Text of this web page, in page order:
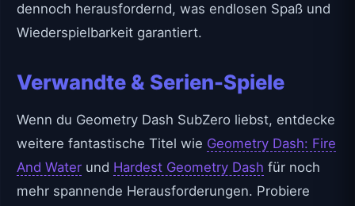
dennoch herausfordernd, was endlosen Spaß und
Wiederspielbarkeit garantiert.
Verwandte & Serien-Spiele
Wenn du Geometry Dash SubZero liebst, entdecke
weitere fantastische Titel wie Geometry Dash: Fire
And Water und Hardest Geometry Dash für noch
mehr spannende Herausforderungen. Probiere